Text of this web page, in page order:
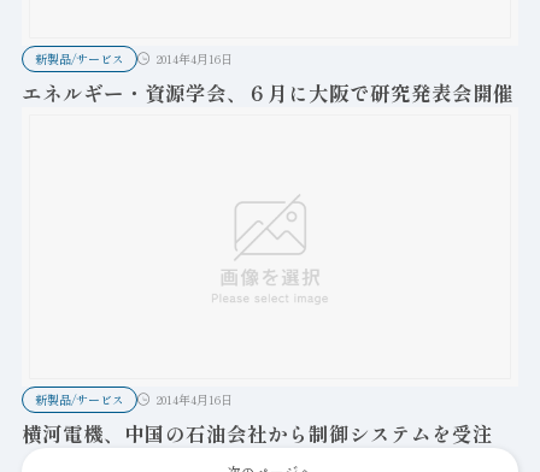
新製品/サービス 2014年4月16日
エネルギー・資源学会、６月に大阪で研究発表会開催
新製品/サービス 2014年4月16日
横河電機、中国の石油会社から制御システムを受注